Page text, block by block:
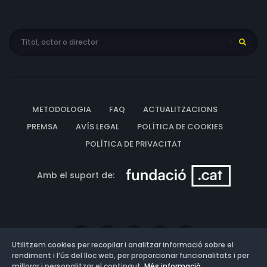
METODOLOGIA FAQ
ACTUALITZACIONS
PREMSA
AVÍS LEGAL
POLÍTICA DE COOKIES
POLÍTICA DE PRIVACITAT
Amb el suport de:
Utilitzem cookies per recopilar i analitzar informació sobre el
rendiment i l’ús del lloc web, per proporcionar funcionalitats i per